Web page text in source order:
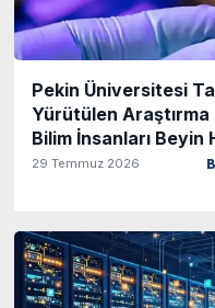
Pekin Üniversitesi
Yürütülen Araştırma
Bilim İnsanları Beyin
29 Temmuz 2026